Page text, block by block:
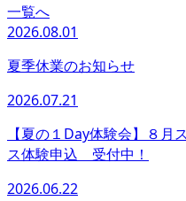
一覧へ
2026.08.01
夏季休業のお知らせ
2026.07.21
【夏の１Day体験会】８月
ス体験申込 受付中！
2026.06.22